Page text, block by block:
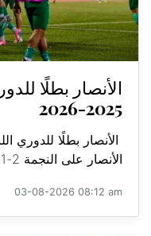
الأنصار بطلًا
2025-2026
الأنصار على النجمة 2-1، في الجولة ال...
03-08-2026 08:12 am